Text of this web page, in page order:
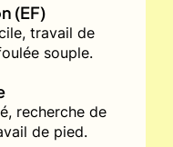
(EF)
travail de
souple.
recherche de
de pied.